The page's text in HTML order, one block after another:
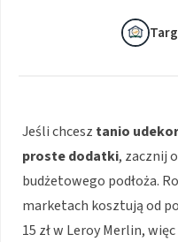
Jeśli chcesz tanio
proste dodatki, zacznij
budżetowego podłoża.
marketach kosztują od
15 zł w Leroy Merlin,